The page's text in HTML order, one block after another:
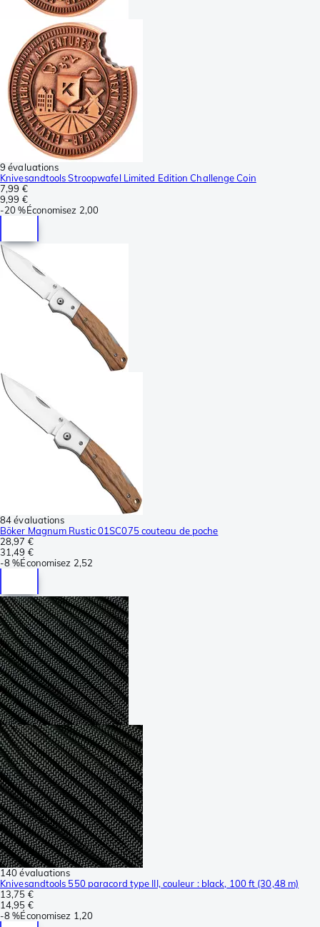
9 évaluations
Knivesandtools Stroopwafel Limited Edition Challenge Coin
7,99 €
9,99 €
-20 %Économisez 2,00
84 évaluations
Böker Magnum Rustic 01SC075 couteau de poche
28,97 €
31,49 €
-8 %Économisez 2,52
140 évaluations
Knivesandtools 550 paracord type III, couleur : black, 100 ft (30,48 m)
13,75 €
14,95 €
-8 %Économisez 1,20